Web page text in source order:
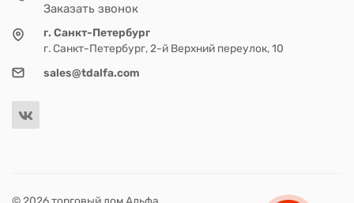
Заказать звонок
г. Санкт-Петербург
г. Санкт-Петербург, 2-й Верхний переулок, 10
sales@tdalfa.com